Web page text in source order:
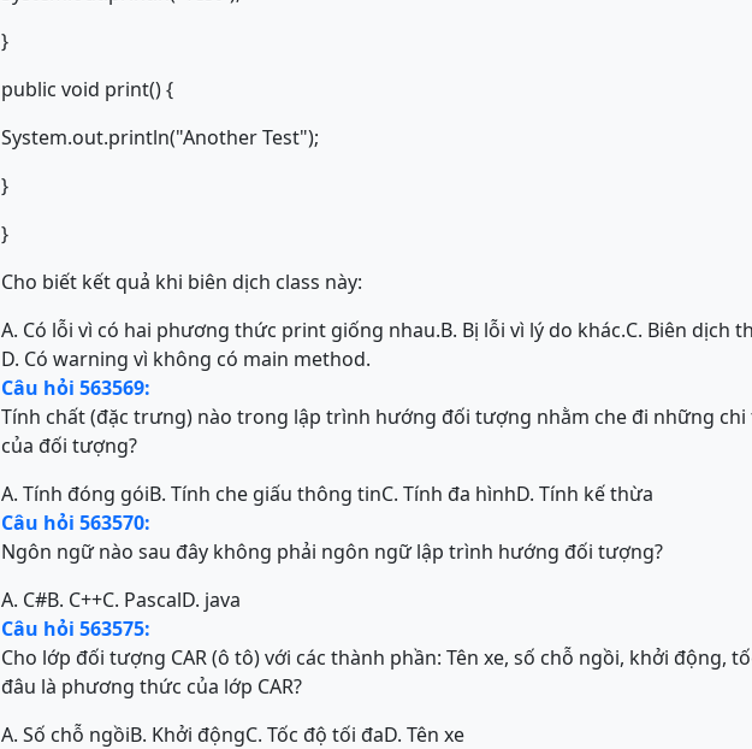
}
public void print() {
System.out.println("Another Test");
}
}
Cho biết kết quả khi biên dịch class này:
A. Có lỗi vì có hai phương thức print giống nhau.B. Bị lỗi vì lý do khác.C. Biên dịch
D. Có warning vì không có main method.
Câu hỏi 563569:
Tính chất (đặc trưng) nào trong lập trình hướng đối tượng nhằm che đi những
của đối tượng?
A. Tính đóng góiB. Tính che giấu thông tinC. Tính đa hìnhD. Tính kế thừa
Câu hỏi 563570:
Ngôn ngữ nào sau đây không phải ngôn ngữ lập trình hướng đối tượng?
A. C#B. C++C. PascalD. java
Câu hỏi 563575:
Cho lớp đối tượng CAR (ô tô) với các thành phần: Tên xe, số chỗ ngồi, khởi động,
đâu là phương thức của lớp CAR?
A. Số chỗ ngồiB. Khởi độngC. Tốc độ tối đaD. Tên xe